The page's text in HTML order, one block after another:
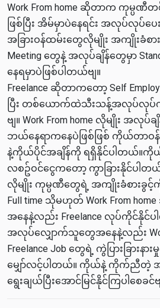
Work From home ဆိုတာက ကုမ္ပဏီ
ဖြစ်ပြီး အိမ်မှာပဲနေရင်း အလုပ်လုပ်ပ
အခြားဝန်ထမ်းတွေလိုမျိုး အကျိုးခံစာ
Meeting တွေနဲ့ အလုပ်ချိန်တွေမှာ
နေရမှာပဲဖြစ်ပါတယ်ဗျ။
Freelance ဆိုတာကတော့ Self
ပြီး တစ်ယောက်ထဲသီးသန့်အလုပ်လုပ်
ဗျ။ Work From home လိုမျိုး အလု
ဘယ်နေရာကနေပဲဖြစ်ဖြစ် ကိုယ်တာ
နဲ့ကိုယ်ပိုင်အချိန်ကို ရရှိနိုင်ပါတယ်။ကိုယ့်
လစဥ်ဝင်ငွေကတော့ ကွာခြားနိုင်ပါတယ်ဗ
လိုမျိုး ကုမ္ပဏီတွေရဲ့ အကျိုးခံစားခွ
Full time သိုမဟုတ် Work From
အနေနဲ့လည်း Freelance လုပ်ကိုင်နိုင်ပ
အလုပ်လျှောက်သူတွေအနေနဲ့လည်း Work
Freelance Job တွေရဲ့ ကွဲပြားခြာ
မျှော်လင့်ပါတယ်။ ကိုယ်နဲ့ ကိုက်ညီ
ရွေးချယ်ပြီးအောင်မြင်နိုင်ကြပါစေခင်ဗ